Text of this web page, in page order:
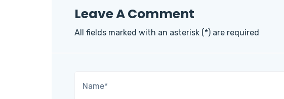
Leave A Comment
All fields marked with an asterisk (*) are required